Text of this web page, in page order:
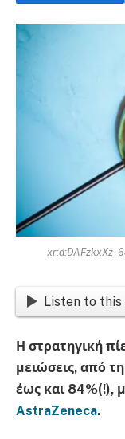
Listen to
Η στρατηγική
μειώσεις, από
έως και 84%(!),
AstraZeneca.